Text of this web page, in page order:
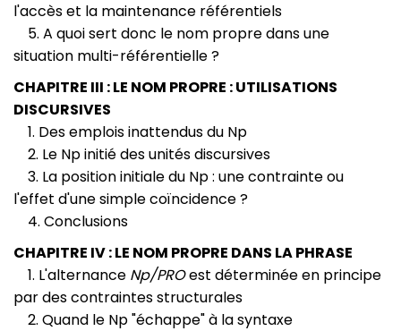
l'accès et la maintenance référentiels
5. A quoi sert donc le nom propre dans une
situation multi-référentielle ?
CHAPITRE III : LE NOM PROPRE : UTILISATIONS
DISCURSIVES
1. Des emplois inattendus du Np
2. Le Np initié des unités discursives
3. La position initiale du Np : une contrainte ou
l'effet d'une simple coïncidence ?
4. Conclusions
CHAPITRE IV : LE NOM PROPRE DANS LA PHRASE
1. L'alternance Np/PROest déterminée en principe
par des contraintes structurales
2. Quand le Np "échappe" à la syntaxe